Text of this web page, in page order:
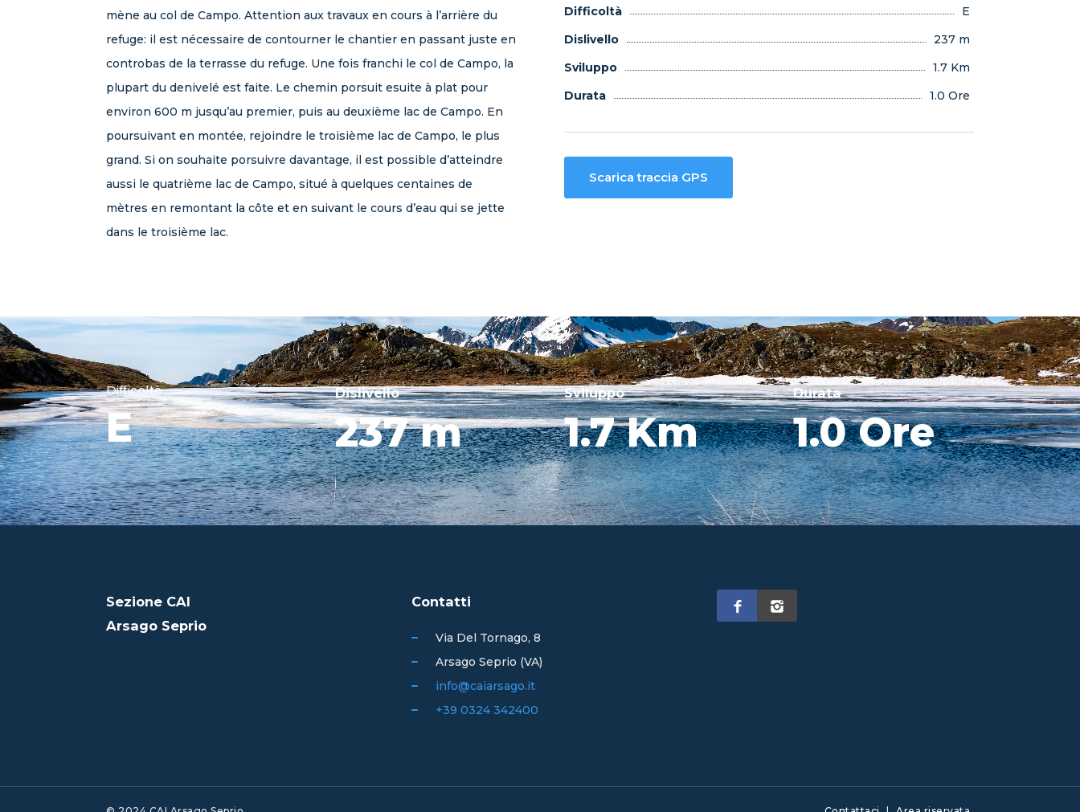
mène au col de Campo. Attention aux travaux en cours à l’arrière du
refuge: il est nécessaire de contourner le chantier en passant juste en
controbas de la terrasse du refuge. Une fois franchi le col de Campo, la
plupart du denivelé est faite. Le chemin porsuit esuite à plat pour
environ 600 m jusqu’au premier, puis au deuxième lac de Campo. En
poursuivant en montée, rejoindre le troisième lac de Campo, le plus
grand. Si on souhaite porsuivre davantage, il est possible d’atteindre
aussi le quatrième lac de Campo, situé à quelques centaines de
mètres en remontant la côte et en suivant le cours d’eau qui se jette
dans le troisième lac.
Difficoltà
E
Dislivello
237 m
Sviluppo
1.7 Km
Durata
1.0 Ore
Scarica traccia GPS
Difficoltà
E
Dislivello
237 m
Sviluppo
1.7 Km
Durata
1.0 Ore
Sezione CAI
Arsago Seprio
Contatti
Via Del Tornago, 8
Arsago Seprio (VA)
info@caiarsago.it
+39 0324 342400